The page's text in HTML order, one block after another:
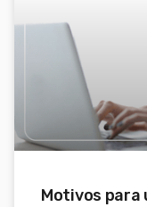
Motivos para